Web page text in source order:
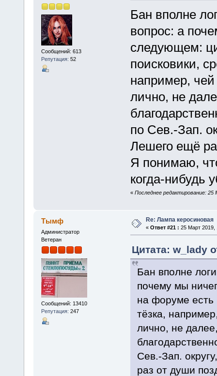
Сообщений: 613
Репутация: 52
Бан вполне
вопрос: а
следующем:
поисковики,
например,
лично, не
по Сев.-Зап.
Лешего ещё
Я понимаю,
когда-нибудь
« Последнее редактирование:
Тымф
Администратор
Ветеран
Сообщений: 13410
Репутация: 247
Re: Лампа керосиновая
« Ответ #21 : 25 Март 2019,
Цитата: w_lady
Бан вполне
почему мы
на форуме есть
тёзка,
лично, не
Сев.-Зап.
раз от души